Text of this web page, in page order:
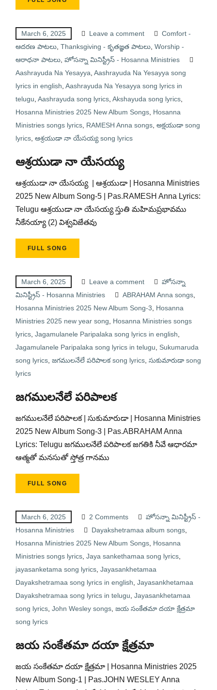
March 6, 2025 Leave a comment
Comfort -
ఆదరణ పాటలు, Thanksgiving - కృతజ్ఞత పాటలు, Worship -
ఆరాధనా పాటలు, హోసన్నా మినిస్ట్రీస్ - Hosanna Ministries
Aashrayuda Na Yesayya Aashrayuda Na Yesayya song
lyrics in english Aashrayuda Na Yesayya song lyrics in
telugu Aashrayuda song lyrics, Akshayuda song lyrics,
Hosanna Ministries 2025 New Album Songs, Hosanna
Ministries songs lyrics, RAMESH Anna songs, అక్షయుడా song
lyrics, ఆశ్రయుడా నా యేసయ్య song lyrics
ఆశ్రయుడా నా యేసయ్య
ఆశ్రయుడా నా యేసయ్య | ఆశ్రయుడా | Hosanna Ministries
2025 New Album Song-5 | Pas.RAMESH Anna Lyrics:
Telugu ఆశ్రయుడా నా యేసయ్య స్తుతి మహిమప్రభావము
నీకేనయ్యా (2) విశ్వవిజేతవు
FULL SONG
March 6, 2025 Leave a comment
హోసన్నా
మినిస్ట్రీస్ - Hosanna Ministries
ABRAHAM Anna songs,
Hosanna Ministries 2025 New Album Song-3
Hosanna
Ministries 2025 new year song
Hosanna Ministries songs
lyrics, Jagamulanele Paripalaka song lyrics in english
Jagamulanele Paripalaka song lyrics in telugu
Sukumaruda
song lyrics, జగములనేలే పరిపాలక song lyrics, సుకుమారుడా song
lyrics
జగములనేలే పరిపాలక
జగములనేలే పరిపాలక | సుకుమారుడా | Hosanna Ministries
2025 New Album Song-3 | Pas.ABRAHAM Anna
Lyrics: Telugu జగములనేలే పరిపాలక జగతికి నీవే ఆధారమా
ఆత్మతో మనసుతో స్తోత్ర గానము
FULL SONG
March 6, 2025 2 Comments
హోసన్నా మినిస్ట్రీస్ -
Hosanna Ministries
Dayakshetramaa album songs,
Hosanna Ministries 2025 New Album Songs, Hosanna
Ministries songs lyrics, Jaya sankethamaa song lyrics,
jayasanketama song lyrics, Jayasankhetamaa
Dayakshetramaa song lyrics in english Jayasankhetamaa
Dayakshetramaa song lyrics in telugu Jayasankhetamaa
song lyrics, John Wesley songs, జయ సంకేతమా దయా క్షేత్రమా
song lyrics
జయ సంకేతమా దయా క్షేత్రమా
జయ సంకేతమా దయా క్షేత్రమా | Hosanna Ministries 2025
New Album Song-1 | Pas.JOHN WESLEY Anna